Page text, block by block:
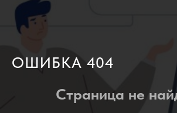
ОШИБКА 404
Страница не